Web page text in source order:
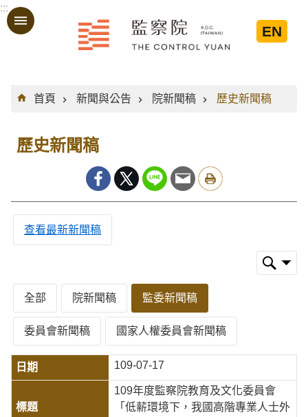
跳到主要內容區塊
:::
EN
:::
首頁
新聞與公告 院新聞稿 歷史新聞稿
歷史新聞稿
查看最新新聞稿
全部 院新聞稿 監委新聞稿
委員會新聞稿 國家人權委員會新聞稿
109-07-17
109年度監察院教育及文化委員會
「低薪環境下，我國高階專業人士外